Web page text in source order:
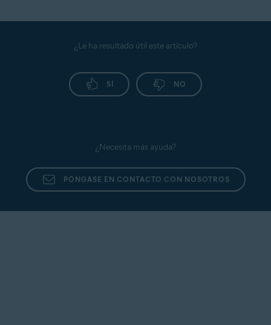
de Avast One: primeros pasos.
¿Le ha resultado útil este artículo?
SÍ NO
¿Necesita más ayuda?
PÓNGASE EN CONTACTO CON NOSOTROS